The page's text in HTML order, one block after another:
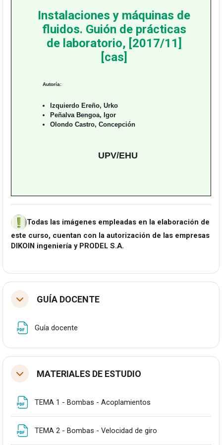
Instalaciones y máquinas de
fluidos. Guión de prácticas
de laboratorio, [2017/11]
[cas]
Autoría:
Izquierdo Ereño, Urko
Peñalva Bengoa, Igor
Olondo Castro, Concepción
UPV/EHU
Todas las imágenes empleadas en la elaboración de
este curso, cuentan con la autorización de las empresas
DIKOIN ingeniería y PRODEL S.A.
TolestuGUÍA DOCENTE
Guía docente
TolestuMATERIALES DE ESTUDIO
TEMA 1 - Bombas - Acoplamientos
TEMA 2 - Bombas - Velocidad de giro